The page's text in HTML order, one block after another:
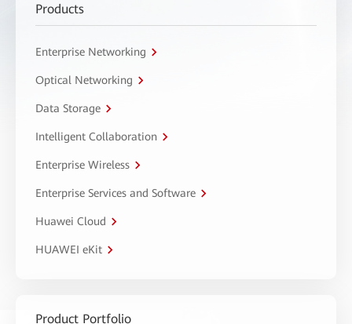
Products
Enterprise Networking
Optical Networking
Data Storage
Intelligent Collaboration
Enterprise Wireless
Enterprise Services and Software
Huawei Cloud
HUAWEI eKit
Product Portfolio